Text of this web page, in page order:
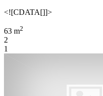
<![CDATA[]]>
63 m2
2
1